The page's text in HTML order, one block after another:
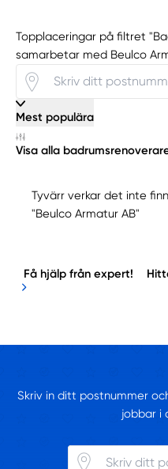
Topplaceringar på filtret
samarbetar med Beulco
Mest populära
Visa alla
Tyvärr verkar det inte
"Beulco Armatur AB"
Få hjälp från expert!
Skriv in ditt postnummer
jobbar i